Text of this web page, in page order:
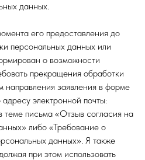
данных.
его предоставления до
персональных данных или
о возможности
прекращения обработки
направления заявления в форме
электронной почты:
теме письма «Отзыв согласия на
либо «Требование о
данных». Я также
при этом использовать